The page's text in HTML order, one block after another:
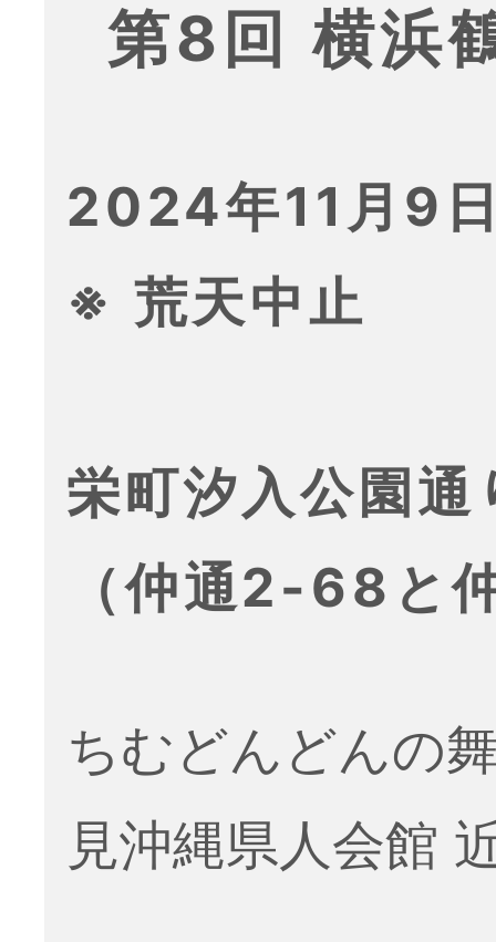
第8回 横浜
2024年11月9
※ 荒天中止
栄町汐入公園通
（仲通2-68と
ちむどんどんの
見沖縄県人会館